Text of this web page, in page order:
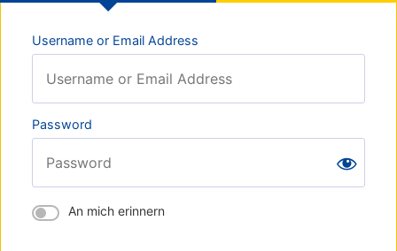
Username or Email Address
Password
An mich erinnern